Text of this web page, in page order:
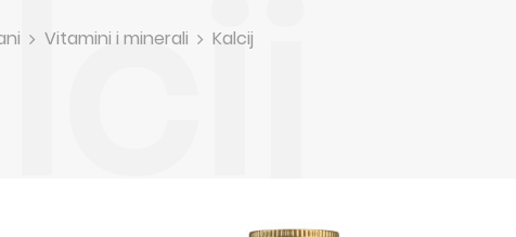
Vitamini i minerali Kalcij